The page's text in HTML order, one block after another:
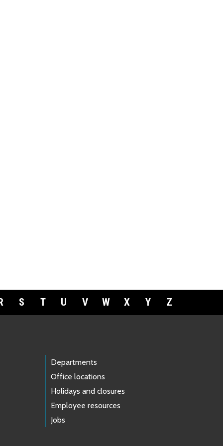
S T U V W X Y Z
Departments
Office locations
Holidays and closures
Employee resources
Jobs